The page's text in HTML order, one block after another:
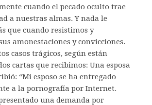
cuando el pecado oculto trae
a nuestras almas. Y nada le
que cuando resistimos y
amonestaciones y convicciones.
casos trágicos, según están
cartas que recibimos: Una esposa
“Mi esposo se ha entregado
a la pornografía por Internet.
una demanda por